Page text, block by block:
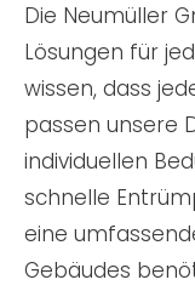
Die Neumüller
Lösungen für
wissen, dass
passen unsere
individuellen
schnelle
eine
Gebäudes